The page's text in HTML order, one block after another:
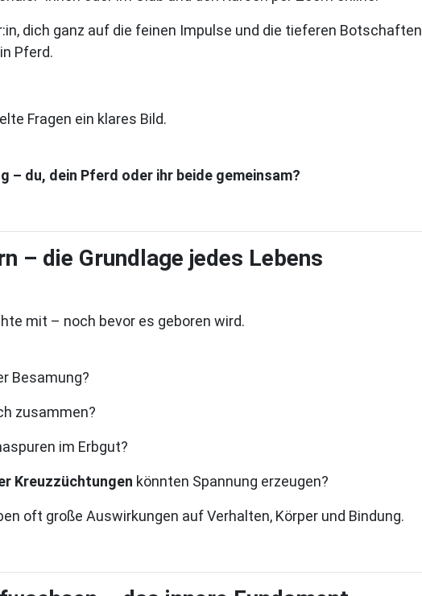
dich ganz auf die feinen Impulse und die tieferen Botschaften
Pferd.
Fragen ein klares Bild.
– du, dein Pferd oder ihr beide gemeinsam?
– die Grundlage jedes Lebens
mit – noch bevor es geboren wird.
Besamung?
zusammen?
im Erbgut?
Kreuzzüchtungen könnten Spannung erzeugen?
oft große Auswirkungen auf Verhalten, Körper und Bindung.